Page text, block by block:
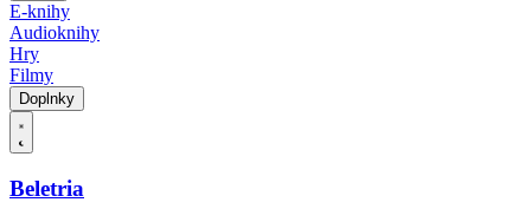
E-knihy
Audioknihy
Hry
Filmy
Doplnky
Beletria